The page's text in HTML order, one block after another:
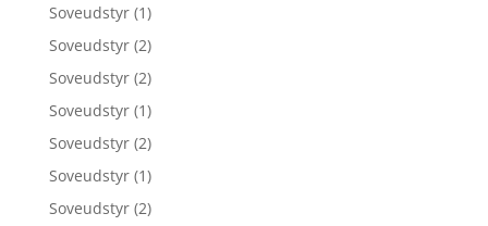
Soveudstyr (1)
Soveudstyr (2)
Soveudstyr (2)
Soveudstyr (1)
Soveudstyr (2)
Soveudstyr (1)
Soveudstyr (2)